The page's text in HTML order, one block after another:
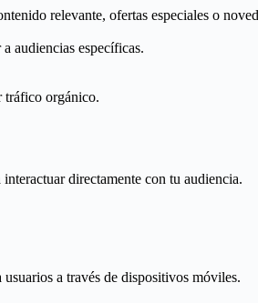
relevante, ofertas especiales o
audiencias específicas.
tráfico orgánico.
directamente con tu audiencia.
a través de dispositivos móviles.